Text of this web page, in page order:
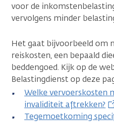
voor de
vervolgens minder
Het gaat bijvoorbeeld om
reiskosten, een bepaald
beddengoed. Kijk op de
Belastingdienst op deze
Welke vervoerskosten
invaliditeit aftrekken?
Tegemoetkoming